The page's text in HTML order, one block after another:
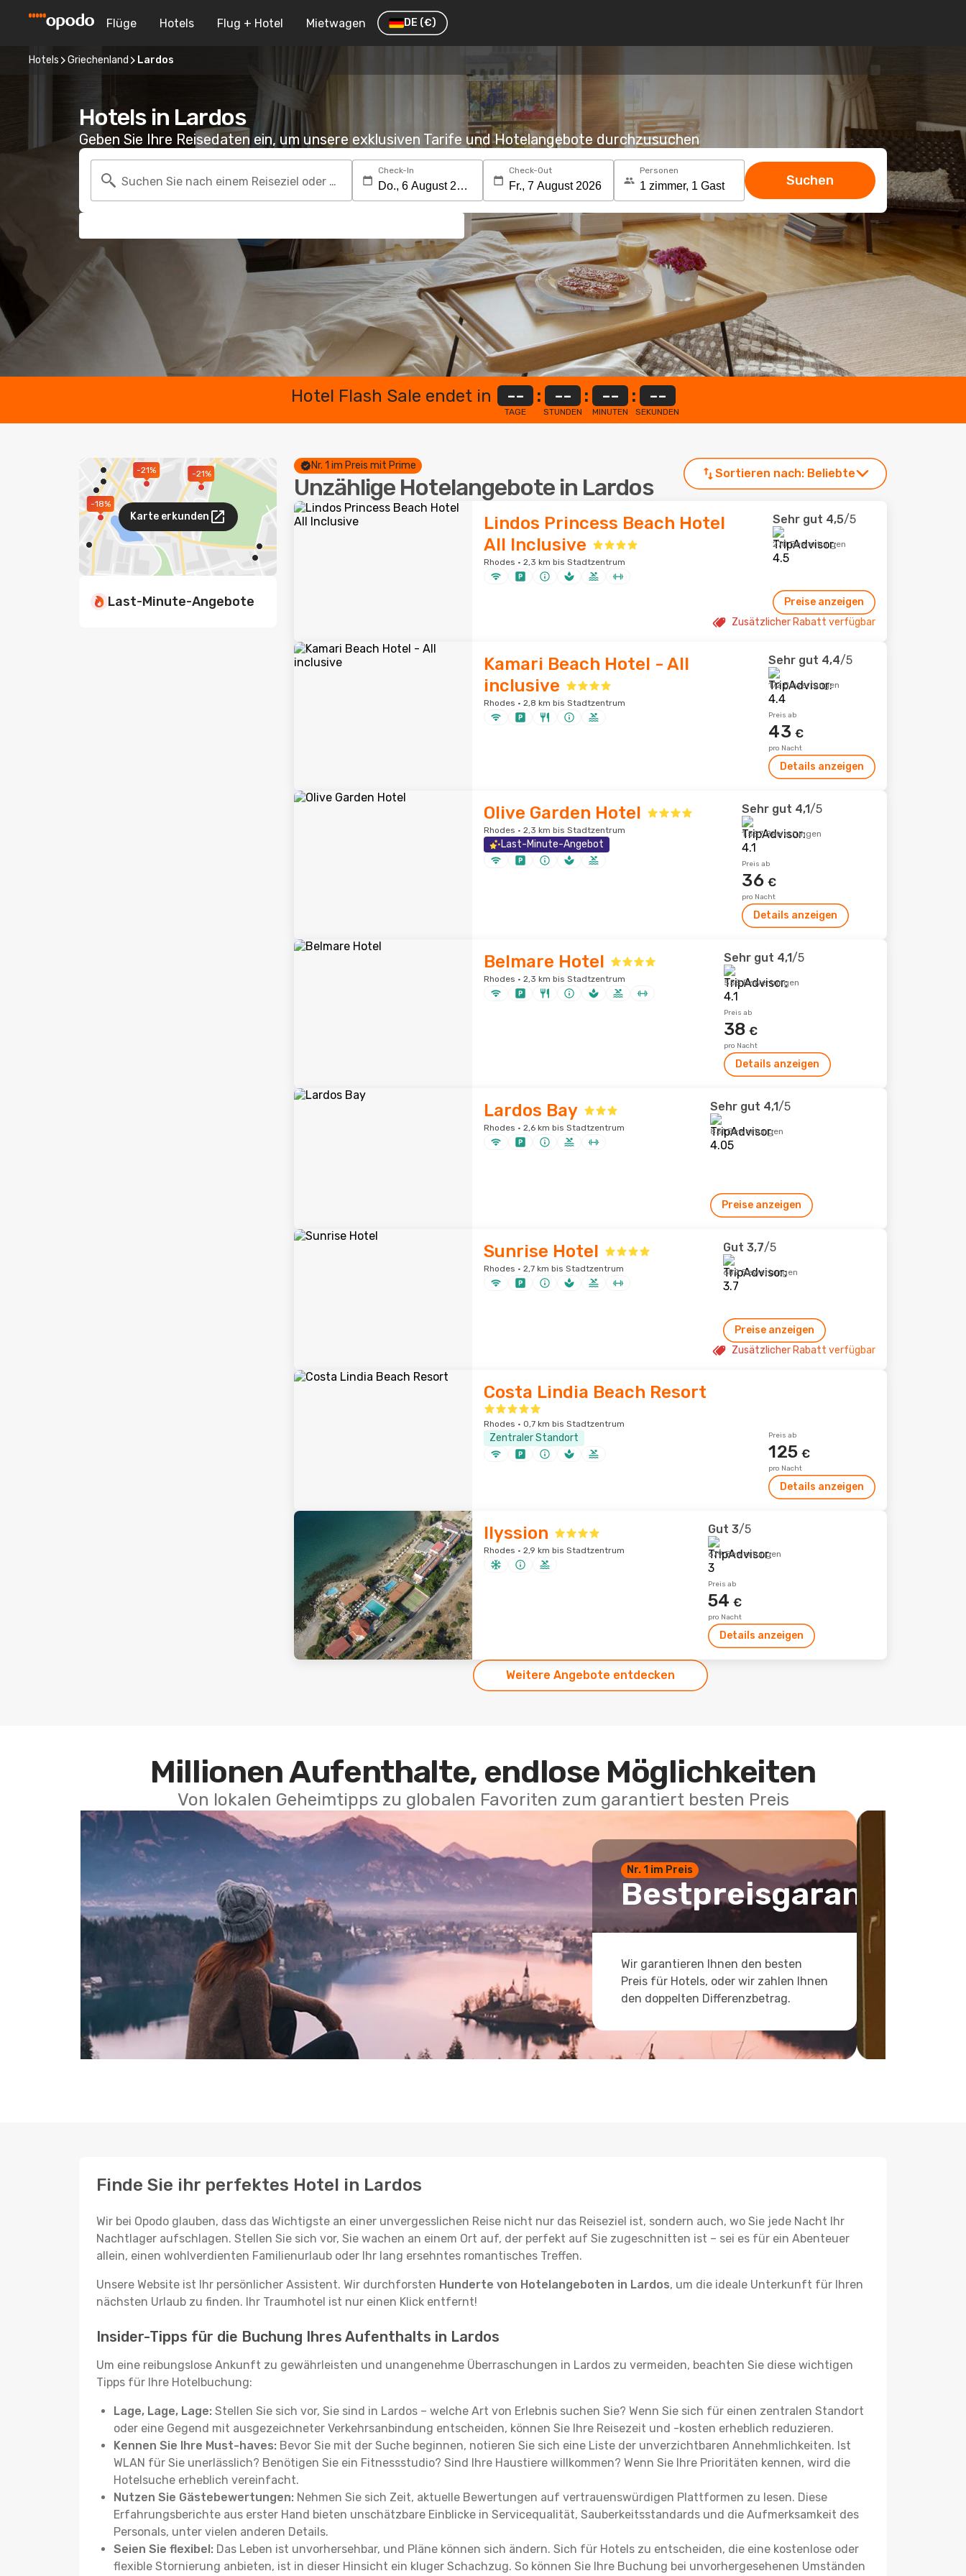
Flüge Hotels Flug + Hotel Mietwagen DE (€)
Hotels Griechenland Lardos
Hotels in Lardos
Geben Sie Ihre Reisedaten ein, um unsere exklusiven Tarife und Hotelangebote durchzusuchen
Suchen Sie nach einem Reiseziel oder Hotel
Check-In Check-Out Personen
Suchen
Hotel Flash Sale endet in --
TAGE
: --
STUNDEN
: --
MINUTEN
: --
SEKUNDEN
-21%
-21%
-18%
Karte erkunden
Last-Minute-Angebote
Nr. 1 im Preis mit Prime
Unzählige Hotelangebote in Lardos
Sortieren nach: Beliebte
Lindos Princess Beach Hotel
All Inclusive
Rhodes · 2,3 km bis Stadtzentrum
Sehr gut 4,5/5
270 Bewertungen
Preise anzeigen
Zusätzlicher Rabatt verfügbar
Kamari Beach Hotel - All
inclusive
Rhodes · 2,8 km bis Stadtzentrum
Sehr gut 4,4/5
172 Bewertungen
Preis ab
43 €
pro Nacht
Details anzeigen
Olive Garden Hotel
Rhodes · 2,3 km bis Stadtzentrum
Last-Minute-Angebot
Sehr gut 4,1/5
1.557 Bewertungen
Preis ab
36 €
pro Nacht
Details anzeigen
Belmare Hotel
Rhodes · 2,3 km bis Stadtzentrum
Sehr gut 4,1/5
558 Bewertungen
Preis ab
38 €
pro Nacht
Details anzeigen
Lardos Bay
Rhodes · 2,6 km bis Stadtzentrum
Sehr gut 4,1/5
831 Bewertungen
Preise anzeigen
Sunrise Hotel
Rhodes · 2,7 km bis Stadtzentrum
Gut 3,7/5
689 Bewertungen
Preise anzeigen
Zusätzlicher Rabatt verfügbar
Costa Lindia Beach Resort
Rhodes · 0,7 km bis Stadtzentrum
Zentraler Standort Preis ab
125 €
pro Nacht
Details anzeigen
Ilyssion
Rhodes · 2,9 km bis Stadtzentrum
Gut 3/5
679 Bewertungen
Preis ab
54 €
pro Nacht
Details anzeigen
Weitere Angebote entdecken
Millionen Aufenthalte, endlose Möglichkeiten
Von lokalen Geheimtipps zu globalen Favoriten zum garantiert besten Preis
Nr. 1 im Preis
Bestpreisgarantie
Wir garantieren Ihnen den besten
Preis für Hotels, oder wir zahlen Ihnen
den doppelten Differenzbetrag.
Finde Sie ihr perfektes Hotel in Lardos
Wir bei Opodo glauben, dass das Wichtigste an einer unvergesslichen Reise nicht nur das Reiseziel ist, sondern auch, wo Sie jede Nacht Ihr
Nachtlager aufschlagen. Stellen Sie sich vor, Sie wachen an einem Ort auf, der perfekt auf Sie zugeschnitten ist – sei es für ein Abenteuer
allein, einen wohlverdienten Familienurlaub oder Ihr lang ersehntes romantisches Treffen.
Unsere Website ist Ihr persönlicher Assistent. Wir durchforsten Hunderte von Hotelangeboten in Lardos, um die ideale Unterkunft für Ihren
nächsten Urlaub zu finden. Ihr Traumhotel ist nur einen Klick entfernt!
Insider-Tipps für die Buchung Ihres Aufenthalts in Lardos
Um eine reibungslose Ankunft zu gewährleisten und unangenehme Überraschungen in Lardos zu vermeiden, beachten Sie diese wichtigen
Tipps für Ihre Hotelbuchung:
Lage, Lage, Lage: Stellen Sie sich vor, Sie sind in Lardos – welche Art von Erlebnis suchen Sie? Wenn Sie sich für einen zentralen Standort
oder eine Gegend mit ausgezeichneter Verkehrsanbindung entscheiden, können Sie Ihre Reisezeit und -kosten erheblich reduzieren.
Kennen Sie Ihre Must-haves: Bevor Sie mit der Suche beginnen, notieren Sie sich eine Liste der unverzichtbaren Annehmlichkeiten. Ist
WLAN für Sie unerlässlich? Benötigen Sie ein Fitnessstudio? Sind Ihre Haustiere willkommen? Wenn Sie Ihre Prioritäten kennen, wird die
Hotelsuche erheblich vereinfacht.
Nutzen Sie Gästebewertungen: Nehmen Sie sich Zeit, aktuelle Bewertungen auf vertrauenswürdigen Plattformen zu lesen. Diese
Erfahrungsberichte aus erster Hand bieten unschätzbare Einblicke in Servicequalität, Sauberkeitsstandards und die Aufmerksamkeit des
Personals, unter vielen anderen Details.
Seien Sie flexibel: Das Leben ist unvorhersehbar, und Pläne können sich ändern. Sich für Hotels zu entscheiden, die eine kostenlose oder
flexible Stornierung anbieten, ist in dieser Hinsicht ein kluger Schachzug. So können Sie Ihre Buchung bei unvorhergesehenen Umständen